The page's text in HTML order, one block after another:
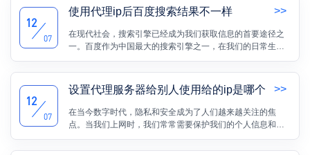
文将深入探讨该问题的可能原因，并提供一些解决方案。
12
07
使用代理ip后百度搜索结果不一样 >>
在现代社会，搜索引擎已经成为我们获取信息的首要途径之
一。百度作为中国最大的搜索引擎之一，在我们的日常生活
中扮演着重要角色。然而，你是否注意到，当你使用代理IP
进行搜索时，百度的搜索结果可能会有所不同？这是一个有
趣且值得研究的现象。本文将深入探讨使用代理IP后百度搜
索结果的差异，并讨论其可能的原因和影响。
12
07
设置代理服务器给别人使用给的ip是哪个 >>
在当今数字时代，隐私和安全成为了人们越来越关注的焦
点。当我们上网时，我们常常需要保护我们的个人信息和身
份不被第三方获取。为了增加网络安全性和匿名性，一种常
见的方法就是使用代理服务器。然而，当我们设置代理服务